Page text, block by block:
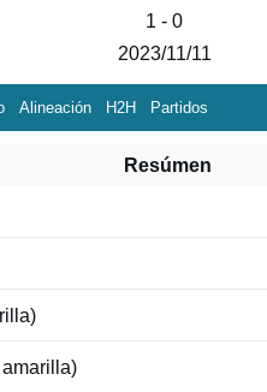
1 - 0
2023/11/11
Alineación H2H Partidos
Resúmen